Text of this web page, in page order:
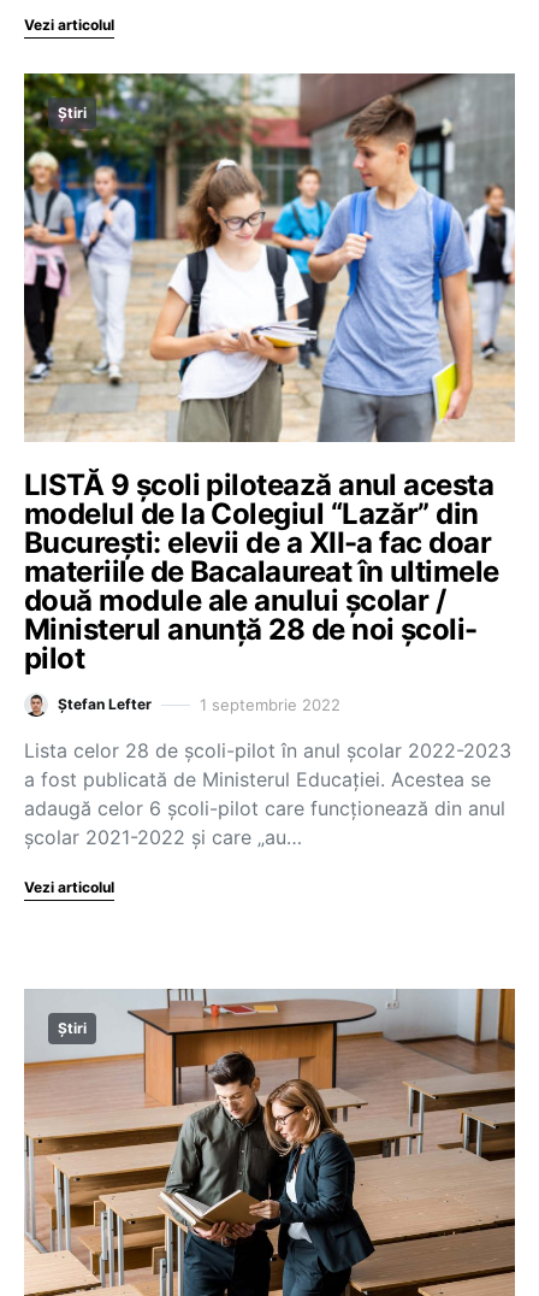
Vezi articolul
Știri
LISTĂ 9 școli pilotează anul acesta
modelul de la Colegiul “Lazăr” din
București: elevii de a XII-a fac doar
materiile de Bacalaureat în ultimele
două module ale anului școlar /
Ministerul anunță 28 de noi școli-
pilot
Ștefan Lefter 1 septembrie 2022
Lista celor 28 de școli-pilot în anul școlar 2022-2023
a fost publicată de Ministerul Educației. Acestea se
adaugă celor 6 școli-pilot care funcționează din anul
școlar 2021-2022 și care „au…
Vezi articolul
Știri